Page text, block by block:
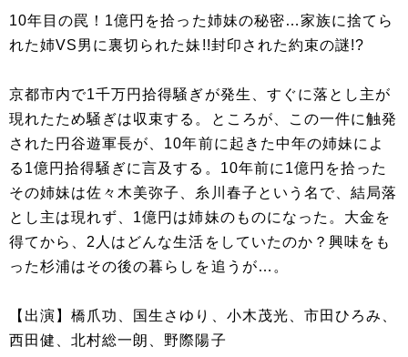
10年目の罠！1億円を拾った姉妹の秘密…家族に捨てら
れた姉VS男に裏切られた妹!!封印された約束の謎!?
京都市内で1千万円拾得騒ぎが発生、すぐに落とし主が
現れたため騒ぎは収束する。ところが、この一件に触発
された円谷遊軍長が、10年前に起きた中年の姉妹によ
る1億円拾得騒ぎに言及する。10年前に1億円を拾った
その姉妹は佐々木美弥子、糸川春子という名で、結局落
とし主は現れず、1億円は姉妹のものになった。大金を
得てから、2人はどんな生活をしていたのか？興味をも
った杉浦はその後の暮らしを追うが…。
【出演】橋爪功、国生さゆり、小木茂光、市田ひろみ、
西田健、北村総一朗、野際陽子